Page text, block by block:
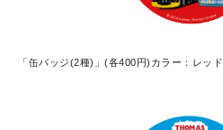
「缶バッジ(2種)」(各400円)カラー：レッド